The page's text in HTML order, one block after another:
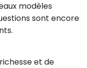
modèles
sont encore
et de